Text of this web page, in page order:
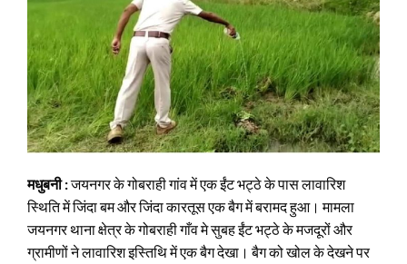
मधुबनी :जयनगर के गोबराही गांव में एक ईंट भट्ठे के पास लावारिश
स्थिति में जिंदा बम और जिंदा कारतूस एक बैग में बरामद हुआ। मामला
जयनगर थाना क्षेत्र के गोबराही गाँव मे सुबह ईंट भट्ठे के मजदूरों और
ग्रामीणों ने लावारिश इस्तिथि में एक बैग देखा। बैग को खोल के देखने पर